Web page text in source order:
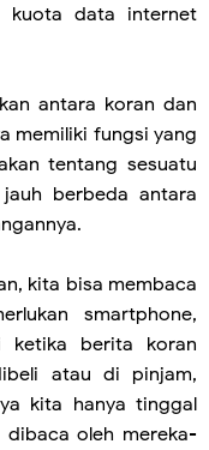
kuota data internet
antara koran dan
memiliki fungsi yang
tentang sesuatu
berbeda antara
kita bisa membaca
smartphone,
ketika berita koran
atau di pinjam,
kita hanya tinggal
oleh mereka-